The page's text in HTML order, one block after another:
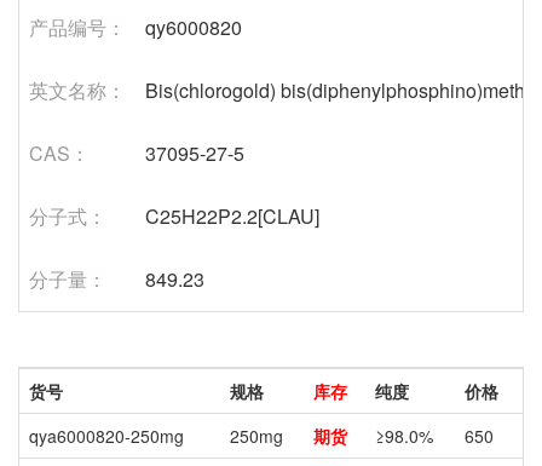
产品编号： qy6000820
英文名称： Bis(chlorogold)
CAS： 37095-27-5
分子式： C25H22P2.2[CLAU]
分子量： 849.23
货号 规格 库存 纯度
价格
qya6000820-250mg
250mg 期货 ≥98.0%
650